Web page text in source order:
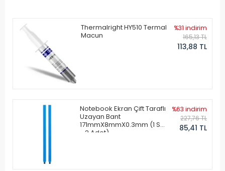
Thermalright HY510 Termal
Macun
%31 indirim
165,13 TL
113,88 TL
Notebook Ekran Çift Taraflı
Uzayan Bant
171mmX8mmX0.3mm (1 Set
- 2 Adet)
%63 indirim
227,76 TL
85,41 TL